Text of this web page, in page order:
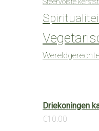
Driekoningen
€10.00